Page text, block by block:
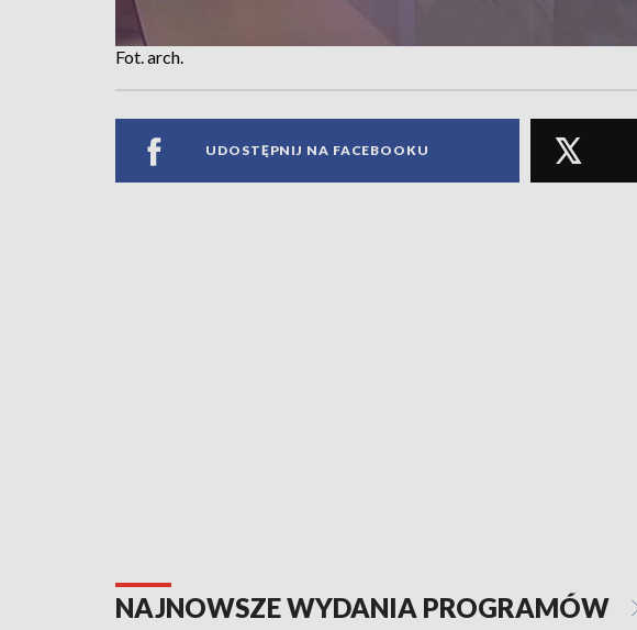
Fot. arch.
UDOSTĘPNIJ NA FACEBOOKU
NAJNOWSZE WYDANIA PROGRAMÓW